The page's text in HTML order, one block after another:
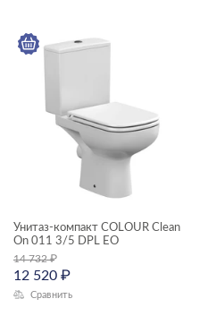
UNIVERSAL
VECTOR
VERO
VIBE
Унитаз-компакт COLOUR Clean
On 011 3/5 DPL EO
14 732₽
12 520 ₽
Сравнить